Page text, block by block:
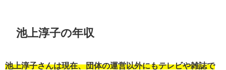
池上淳子の年収
池上淳子さんは現在、団体の運営以外にもテレビや雑誌で